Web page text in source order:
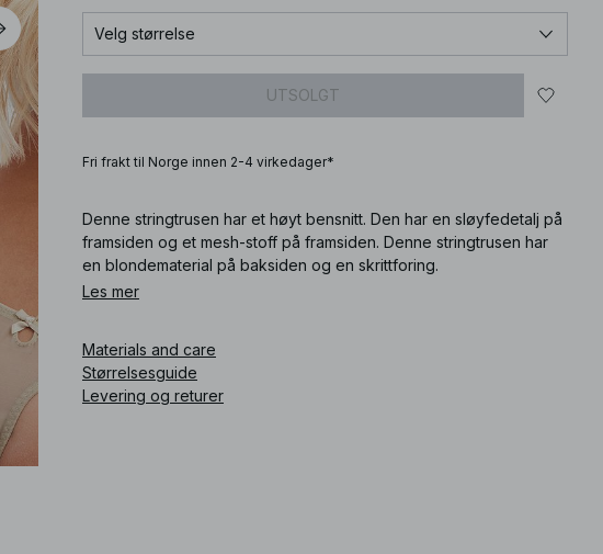
Velg størrelse
UTSOLGT
Fri frakt til Norge innen 2-4 virkedager*
Denne stringtrusen har et høyt bensnitt. Den har en sløyfedetalj på
framsiden og et mesh-stoff på framsiden. Denne stringtrusen har
en blondematerial på baksiden og en skrittforing.
Les mer
Materials and care
Størrelsesguide
Levering og returer